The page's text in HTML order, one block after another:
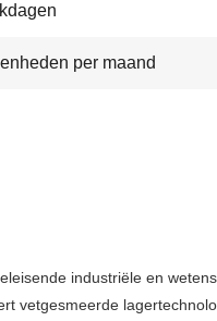
per maand
industriële en
vetgesmeerde